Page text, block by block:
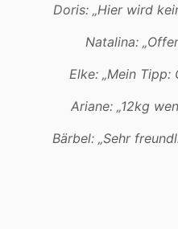
Doris: „Hier wird
Natalina:
Elke: „Mein Tipp:
Ariane: „12kg
Bärbel: „Sehr